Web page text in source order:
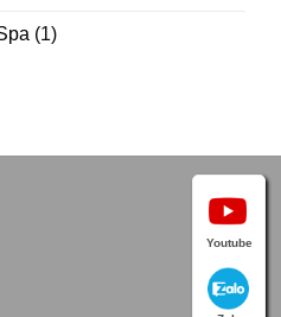
(1)
Youtube